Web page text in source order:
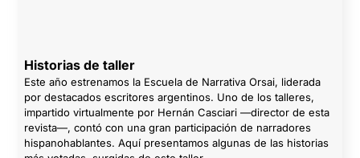
Historias de taller
Este año estrenamos la Escuela de Narrativa Orsai, liderada
por destacados escritores argentinos. Uno de los talleres,
impartido virtualmente por Hernán Casciari —director de esta
revista—, contó con una gran participación de narradores
hispanohablantes. Aquí presentamos algunas de las historias